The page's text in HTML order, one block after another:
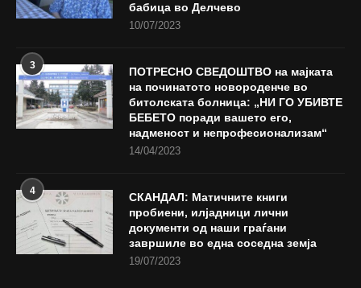
бабица во Делчево
10/07/2023
3
ПОТРЕСНО СВЕДОШТВО на мајката
на починатото новороденче во
битолската болница: „НИ ГО УБИВТЕ
БЕБЕТО поради вашето его,
надменост и непрофесионализам“
14/04/2023
4
СКАНДАЛ: Матичните книги
пробиени, илјадници лични
документи од наши граѓани
завршиле во една соседна земја
19/07/2023